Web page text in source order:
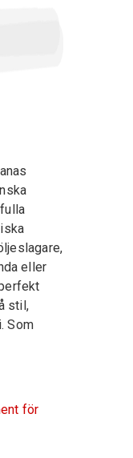
eller
stil,
Som
för